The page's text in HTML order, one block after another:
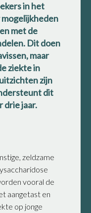
in het
met de
Dit doen
maar
ziekte in
zijn
dit
drie jaar.
zeldzame
vooral de
aangetast en
op jonge